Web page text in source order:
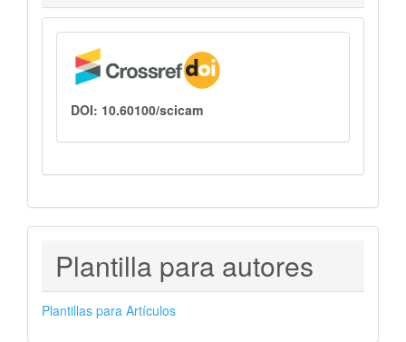
DOI: 10.60100/scicam
PLANTILLAS
PARA
AUTORES
Plantilla para autores
Plantillas para Artículos